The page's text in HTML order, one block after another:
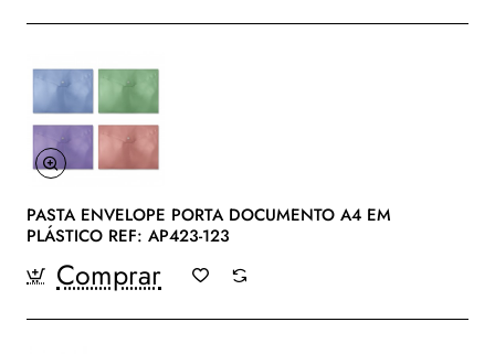
PASTA ENVELOPE PORTA DOCUMENTO A4 EM
PLÁSTICO REF: AP423-123
Comprar